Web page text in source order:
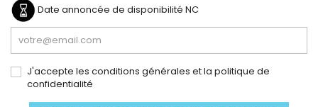
Date annoncée de disponibilité NC
J'accepte les conditions générales et la politique de
confidentialité